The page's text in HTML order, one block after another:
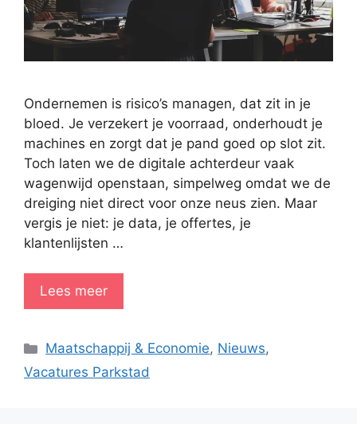
Ondernemen is risico’s managen, dat zit in je
bloed. Je verzekert je voorraad, onderhoudt je
machines en zorgt dat je pand goed op slot zit.
Toch laten we de digitale achterdeur vaak
wagenwijd openstaan, simpelweg omdat we de
dreiging niet direct voor onze neus zien. Maar
vergis je niet: je data, je offertes, je
klantenlijsten …
Lees meer
Categorieën
Maatschappij & Economie, Nieuws,
Vacatures Parkstad